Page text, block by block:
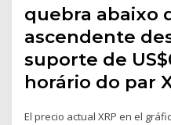
quebra abaixo
ascendente
suporte de
horário do par
El precio actual XRP en el